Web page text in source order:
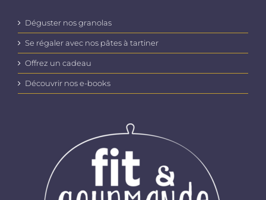
Déguster nos granolas
Se régaler avec nos pâtes à tartiner
Offrez un cadeau
Découvrir nos e-books